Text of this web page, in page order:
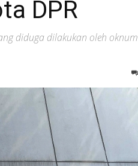
DPR
diduga dilakukan oleh oknum